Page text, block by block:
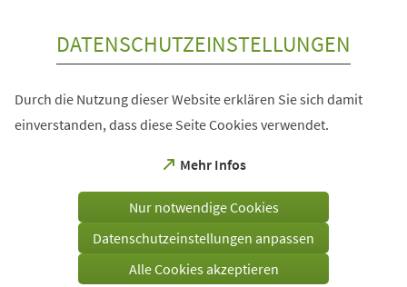
DATENSCHUTZEINSTELLUNGEN
Durch die Nutzung dieser Website erklären Sie sich damit
einverstanden, dass diese Seite Cookies verwendet.
Mehr Infos
(Öffnet
einem
Tab)
Nur notwendige Cookies
Datenschutzeinstellungen anpassen
Alle Cookies akzeptieren